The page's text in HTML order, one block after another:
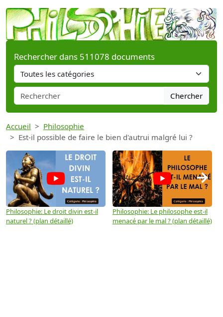
Rechercher dans 511078 documents
Chercher
Accueil
Philosophie
Est-il possible de faire le bien d'autrui malgré lui ?
Philosophie: Le droit divin est-il
naturel ? (plan détaillé)
Philosophie: Le philosophe est-il
menacé par le mal ? (plan détaillé)
→